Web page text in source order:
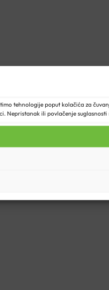
tehnologije poput kolačića za
Nepristanak ili povlačenje